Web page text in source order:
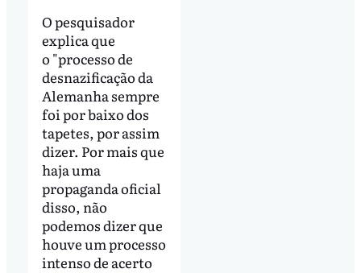
O pesquisador
explica que
o "processo de
desnazificação da
Alemanha sempre
foi por baixo dos
tapetes, por assim
dizer. Por mais que
haja uma
propaganda oficial
disso, não
podemos dizer que
houve um processo
intenso de acerto